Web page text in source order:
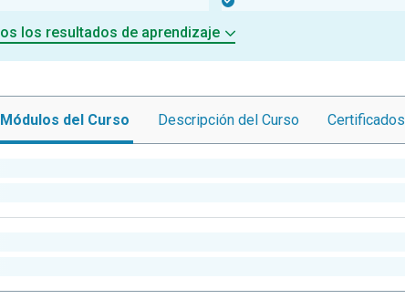
los resultados de aprendizaje
Módulos del Curso Descripción del Curso Certificados